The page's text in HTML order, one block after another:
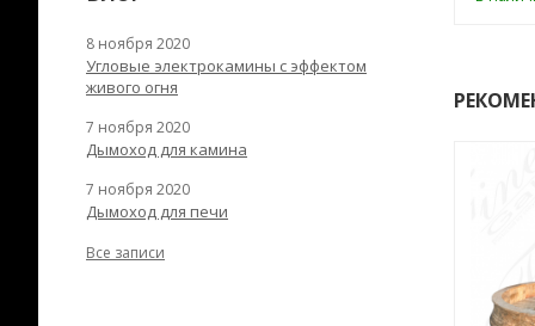
8 ноября 2020
Угловые электрокамины с эффектом
живого огня
7 ноября 2020
Дымоход для камина
7 ноября 2020
Дымоход для печи
Все записи